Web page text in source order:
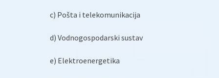
c) Pošta i telekomunikacija
d) Vodnogospodarski sustav
e) Elektroenergetika